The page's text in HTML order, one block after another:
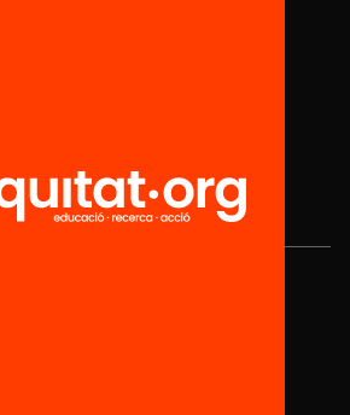
en el HUB Social
08010 Barcelona